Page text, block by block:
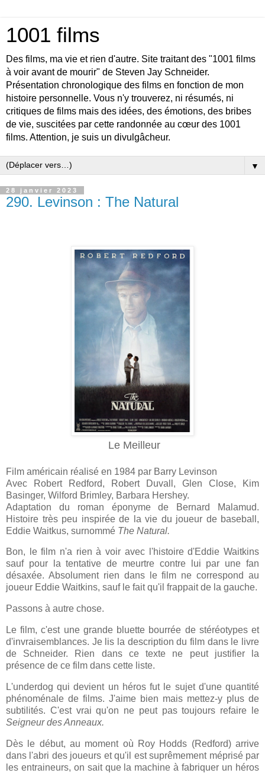
1001 films
Des films, ma vie et rien d'autre. Site traitant des "1001 films
à voir avant de mourir" de Steven Jay Schneider.
Présentation chronologique des films en fonction de mon
histoire personnelle. Vous n'y trouverez, ni résumés, ni
critiques de films mais des idées, des émotions, des bribes
de vie, suscitées par cette randonnée au cœur des 1001
films. Attention, je suis un divulgâcheur.
▼
28 janvier 2023
290. Levinson : The Natural
Le Meilleur
Film américain réalisé en 1984 par Barry Levinson
Avec Robert Redford, Robert Duvall, Glen Close, Kim
Basinger, Wilford Brimley, Barbara Hershey.
Adaptation du roman éponyme de Bernard Malamud.
Histoire très peu inspirée de la vie du joueur de baseball,
Eddie Waitkus, surnommé The Natural.
Bon, le film n'a rien à voir avec l'histoire d'Eddie Waitkins
sauf pour la tentative de meurtre contre lui par une fan
désaxée. Absolument rien dans le film ne correspond au
joueur Eddie Waitkins, sauf le fait qu'il frappait de la gauche.
Passons à autre chose.
Le film, c'est une grande bluette bourrée de stéréotypes et
d'invraisemblances. Je lis la description du film dans le livre
de Schneider. Rien dans ce texte ne peut justifier la
présence de ce film dans cette liste.
L'underdog qui devient un héros fut le sujet d'une quantité
phénoménale de films. J'aime bien mais mettez-y plus de
subtilités. C'est vrai qu'on ne peut pas toujours refaire le
Seigneur des Anneaux.
Dès le début, au moment où Roy Hodds (Redford) arrive
dans l'abri des joueurs et qu'il est suprêmement méprisé par
les entraineurs, on sait que la machine à fabriquer un héros